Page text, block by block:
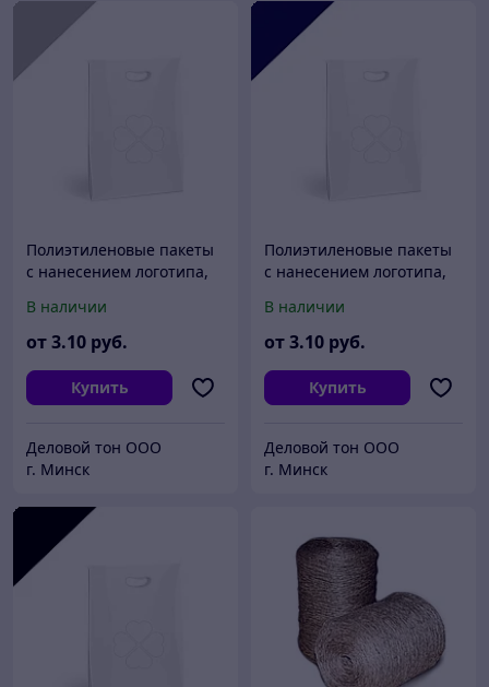
Полиэтиленовые пакеты
с нанесением логотипа,
В наличии
от3.10 руб.
Купить
Деловой тон ООО
г. Минск
Полиэтиленовые пакеты
с нанесением логотипа,
В наличии
от3.10 руб.
Купить
Деловой тон ООО
г. Минск